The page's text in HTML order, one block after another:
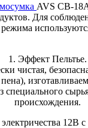
AVS CВ-
Для
режима
1. Эффект Пельтье.
чистая,
специального
происхождения.
12В